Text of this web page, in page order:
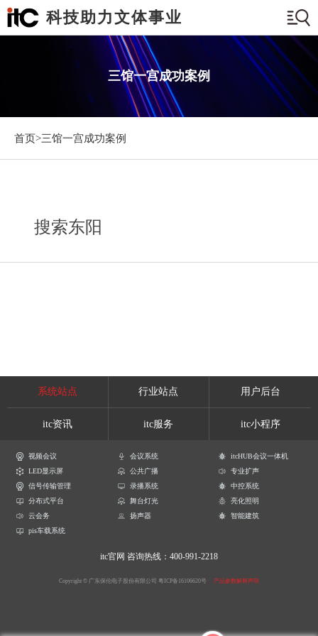
科技助力文体事业
三馆一宫成功案例
首页>三馆一宫成功案例
搜索东阳
系统站点 行业站点 用户后台
itc资讯 itc服务 itc小程序
视频会议 会议系统
itcHUB会议一体机
LED显示屏
公共广播
专业扩声
信号传输管理
录播系统
中控系统
分布式平台
舞台灯光
亮化照明
云会务
扬声器
智能建筑
pis车载系统
itc官网 咨询热线：400-991-2218
Copyright © 广东保伦电子股份有限公司 粤ICP备16106620号 产品参数解释声明